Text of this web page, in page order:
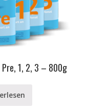
1, 2, 3 – 800g